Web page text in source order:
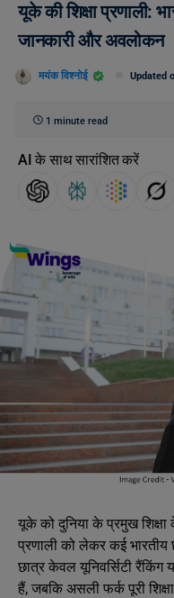
यूके की शिक्षा प्रणाली:
जानकारी और अवलोकन
मयंक विश्नोई Updated
1 minute read
AI के साथ सारांशित करें
यूके को दुनिया के प्रमुख शिक्षा
प्रणाली को लेकर कई
छात्र केवल यूनिवर्सिटी
हैं, जबकि असली फर्क पूरी